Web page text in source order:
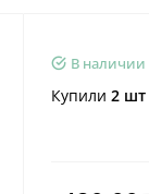
В наличии
Купили 2 шт